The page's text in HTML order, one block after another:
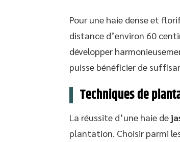
Pour une haie dense et
distance d’environ 60
développer
puisse bénéficier de
Techniques de
La réussite d’une haie de
plantation. Choisir parmi